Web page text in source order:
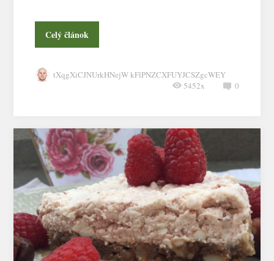
Celý článok
tXqgXiCJNUrkHNejW kFlPNZCXFUYJCSZgcWEY
0
5452x